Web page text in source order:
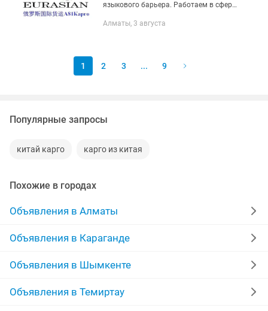
языкового барьера. Работаем в сфере
выбирают нас: - самые выгодные
Алматы, 3 августа
1 2 3 ... 9
Популярные запросы
китай карго карго из китая
Похожие в городах
Объявления в Алматы
Объявления в Караганде
Объявления в Шымкенте
Объявления в Темиртау